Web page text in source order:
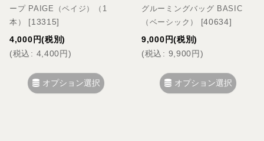
ープ PAIGE（ペイジ）（1
本）
[13315]
4,000 円(税別)
(税込 : 4,400円)
オプション選択
グルーミングバッグ BASIC
（ベーシック）
[40634]
9,000 円(税別)
(税込 : 9,900円)
オプション選択